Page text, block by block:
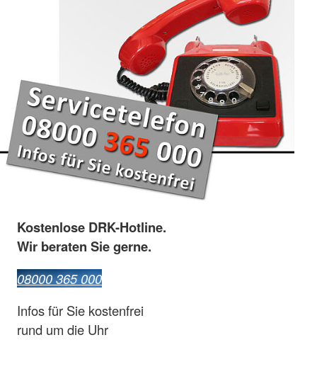
Kostenlose DRK-Hotline.
Wir beraten Sie gerne.
08000 365 000
Infos für Sie kostenfrei
rund um die Uhr